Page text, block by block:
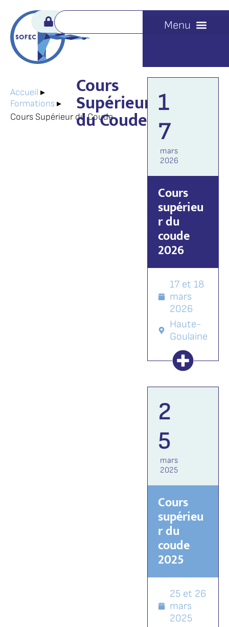
Accueil ▸
Formations▸
Cours Supérieur du Coude
Cours
Supérieur
du Coude
1
7
mars
2026
Cours
supérieu
r du
coude
2026
17 et 18
mars
2026
Haute-
Goulaine
2
5
mars
2025
Cours
supérieu
r du
coude
2025
25 et 26
mars
2025